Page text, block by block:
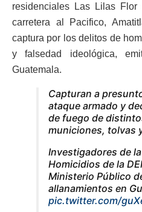
residenciales Las Lilas
carretera al Pacifico,
captura por los delitos de
y falsedad ideológica,
Guatemala.
Capturan a
ataque armado y
de fuego de
municiones, tolvas
Investigadores de
Homicidios de la
Ministerio Público
allanamientos en
pic.twitter.com/